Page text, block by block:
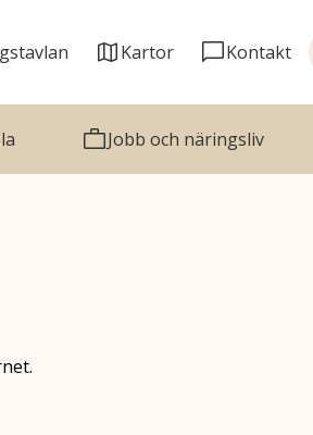
Kartor Kontakt
Jobb och näringsliv